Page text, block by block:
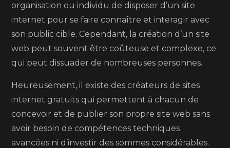
Projet
en
Ligne
organisation ou individu de disposer d’un site
internet pour se faire connaître et interagir avec
son public cible. Cependant, la création d’un site
web peut souvent être coûteuse et complexe, ce
qui peut dissuader de nombreuses personnes.
Heureusement, il existe des créateurs de sites
internet gratuits qui permettent à chacun de
concevoir et de publier son propre site web sans
avoir besoin de compétences techniques
avancées ni d’investir des sommes considérables.